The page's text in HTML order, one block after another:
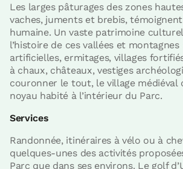
Les larges pâturages des zones
vaches, juments et brebis,
humaine. Un vaste patrimoine
l’histoire de ces vallées et
artificielles, ermitages, villages
à chaux, châteaux, vestiges
couronner le tout, le village médiéval
noyau habité à l’intérieur du Parc.
Services
Randonnée, itinéraires à vélo ou à
quelques-unes des activités
Parc que dans ses environs. Le golf